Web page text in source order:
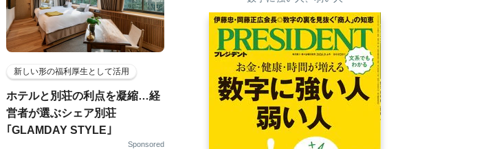
新しい形の福利厚生として活用
ホテルと別荘の利点を凝縮…経
営者が選ぶシェア別荘
｢GLAMDAY STYLE｣
Sponsored